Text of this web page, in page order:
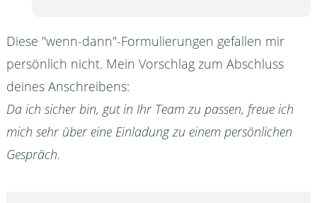
Diese "wenn-dann"-Formulierungen gefallen mir
persönlich nicht. Mein Vorschlag zum Abschluss
deines Anschreibens:
Da ich sicher bin, gut in Ihr Team zu passen, freue ich
mich sehr über eine Einladung zu einem persönlichen
Gespräch.